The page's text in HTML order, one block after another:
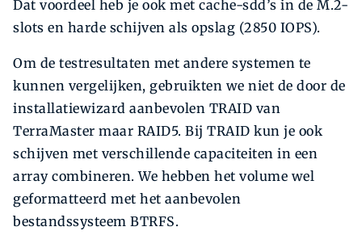
Dat voordeel heb je ook met cache-sdd’s in de M.2-
slots en harde schijven als opslag (2850 IOPS).
Om de testresultaten met andere systemen te
kunnen vergelijken, gebruikten we niet de door de
installatiewizard aanbevolen TRAID van
TerraMaster maar RAID5. Bij TRAID kun je ook
schijven met verschillende capaciteiten in een
array combineren. We hebben het volume wel
geformatteerd met het aanbevolen
bestandssysteem BTRFS.